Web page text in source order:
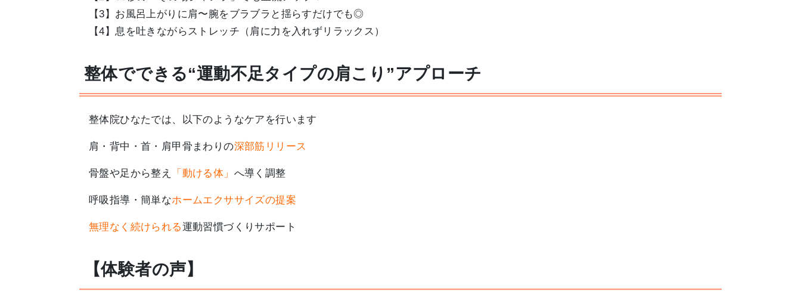
【3】お風呂上がりに肩〜腕をブラブラと揺らすだけでも◎
【4】息を吐きながらストレッチ（肩に力を入れずリラックス）
整体でできる“運動不足タイプの肩こり”アプローチ
整体院ひなたでは、以下のようなケアを行います
肩・背中・首・肩甲骨まわりの深部筋リリース
骨盤や足から整え 「動ける体」 へ導く調整
呼吸指導・簡単なホームエクササイズの提案
無理なく続けられる運動習慣づくりサポート
【体験者の声】